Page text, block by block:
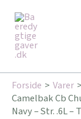
indholdet
Forside
Varer
Camelbak Cb
Navy – Str. .6L –
Tilbud!
Tilbud!
Tilbud!
Tilbud!
Tilbud!
Tilbud!